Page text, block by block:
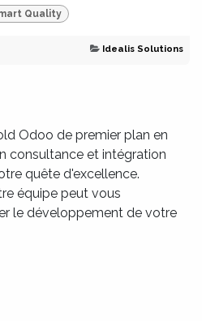
Quality
Idealis Solutions
Odoo de premier plan en
consultance et intégration
quête d'excellence.
équipe peut vous
le développement de votre